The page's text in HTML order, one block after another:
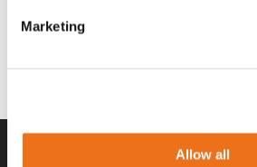
Marketing
Allow all
finger spakställ